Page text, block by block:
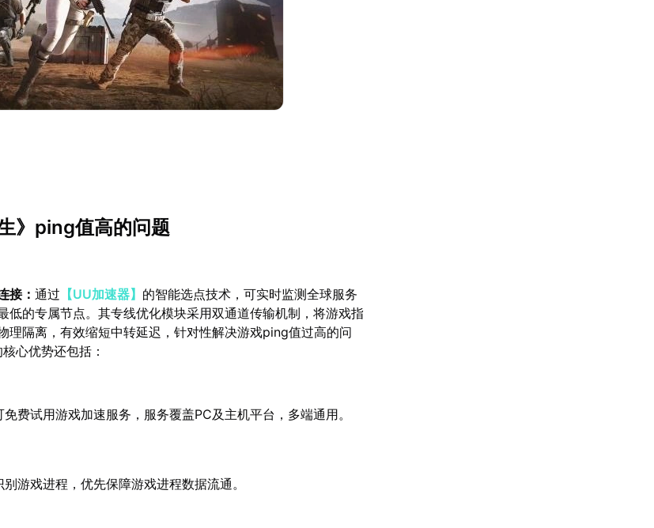
》ping值高的问题
接：通过 【UU加速器】 的智能选点技术，可实时监测全球服务
低的专属节点。其专线优化模块采用双通道传输机制，将游戏指
理隔离，有效缩短中转延迟，针对性解决游戏ping值过高的问
核心优势还包括：
免费试用游戏加速服务，服务覆盖PC及主机平台，多端通用。
别游戏进程，优先保障游戏进程数据流通。